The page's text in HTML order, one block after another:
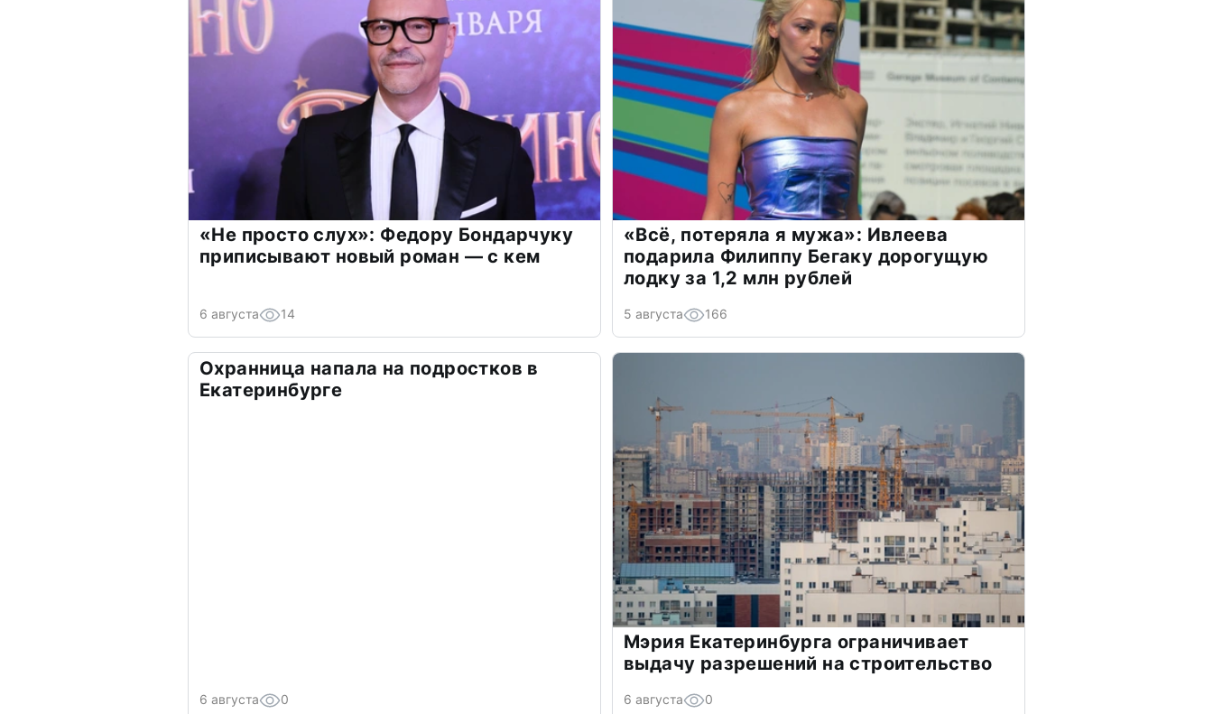
«Не просто слух»: Федору Бондарчуку
приписывают новый роман — с кем
6 августа 14
«Всё, потеряла я мужа»: Ивлеева
подарила Филиппу Бегаку дорогущую
лодку за 1,2 млн рублей
5 августа 166
Охранница напала на подростков в
Екатеринбурге
6 августа 0
Мэрия Екатеринбурга ограничивает
выдачу разрешений на строительство
6 августа 0